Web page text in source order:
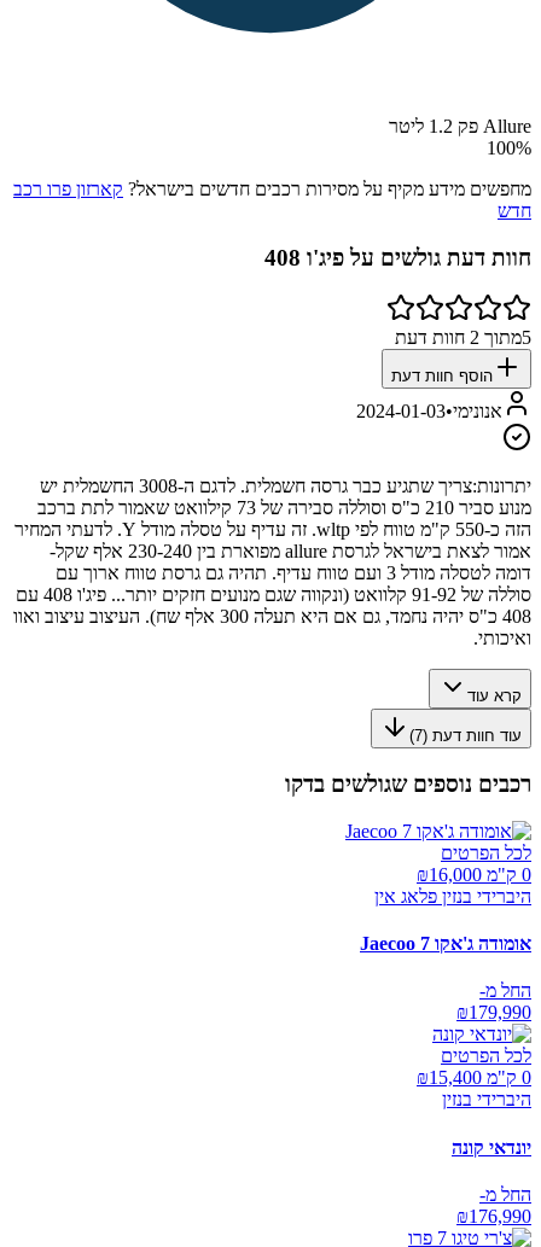
Allure פק 1.2 ליטר
100%
מחפשים מידע מקיף על מסירות רכבים חדשים בישראל? קארזון פרו רכב
חדש
חוות דעת גולשים עלפיג'ו 408
5מתוך 2 חוות דעת
הוסף חוות דעת
אנונימי•
2024-01-03
יתרונות:
צריך שתגיע כבר גרסה חשמלית. לדגם ה-3008 החשמלית יש
מנוע סביר 210 כ"ס וסוללה סבירה של 73 קילוואט שאמור לתת ברכב
הזה כ-550 ק"מ טווח לפי wltp. זה עדיף על טסלה מודל Y. לדעתי המחיר
אמור לצאת בישראל לגרסת allure מפוארת בין 230-240 אלף שקל-
דומה לטסלה מודל 3 ועם טווח עדיף. תהיה גם גרסת טווח ארוך עם
סוללה של 91-92 קלוואט (ונקווה שגם מנועים חזקים יותר... פיג'ו 408 עם
408 כ"ס יהיה נחמד, גם אם היא תעלה 300 אלף שח). העיצוב עיצוב ואוו
ואיכותי.
קרא עוד
עוד חוות דעת (7
)
רכבים נוספים שגולשים בדקו
לכל הפרטים
0 ק"מ ₪
16,000
היברידי בנזין פלאג אין
אומודה ג'אקו Jaecoo 7
החל מ-
₪179,990
לכל הפרטים
0 ק"מ ₪
15,400
היברידי בנזין
יונדאי קונה
החל מ-
₪176,990